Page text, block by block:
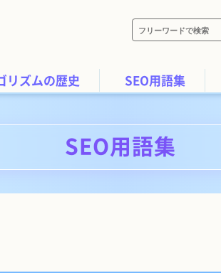
リズムの歴史 SEO用語集
SEO用語集